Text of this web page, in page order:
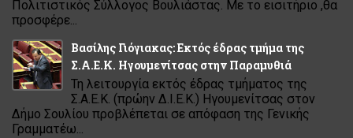
Πολιτιστικός Σύλλογος Βουλιάστας. Με το εισιτήριο ,θα
προσφέρε...
Βασίλης Γιόγιακας: Εκτός έδρας τμήμα της
Σ.Α.Ε.Κ. Ηγουμενίτσας στην Παραμυθιά
Τη λειτουργία εκτός έδρας τμήματος της
Σ.Α.Ε.Κ. (πρώην Δ.Ι.Ε.Κ.) Ηγουμενίτσας στον
Δήμο Σουλίου προβλέπεται σε απόφαση της Γενικής
Γραμματέω...